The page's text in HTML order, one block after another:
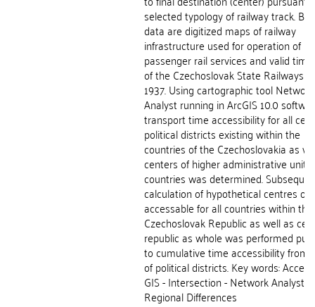
selected typology of railway track.
data are digitized maps of railway
infrastructure used for operation of
passenger rail services and valid
of the Czechoslovak State Railways
1937. Using cartographic tool Network
Analyst running in ArcGIS 10.0
transport time accessibility for all
political districts existing within the
countries of the Czechoslovakia as
centers of higher administrative units
countries was determined.
calculation of hypothetical centres
accessable for all countries within the
Czechoslovak Republic as well as
republic as whole was performed
to cumulative time accessibility from
of political districts. Key words:
GIS - Intersection - Network Analyst -
Regional Differences